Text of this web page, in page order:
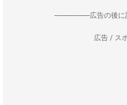
--------------------広告の後
広告 / ス